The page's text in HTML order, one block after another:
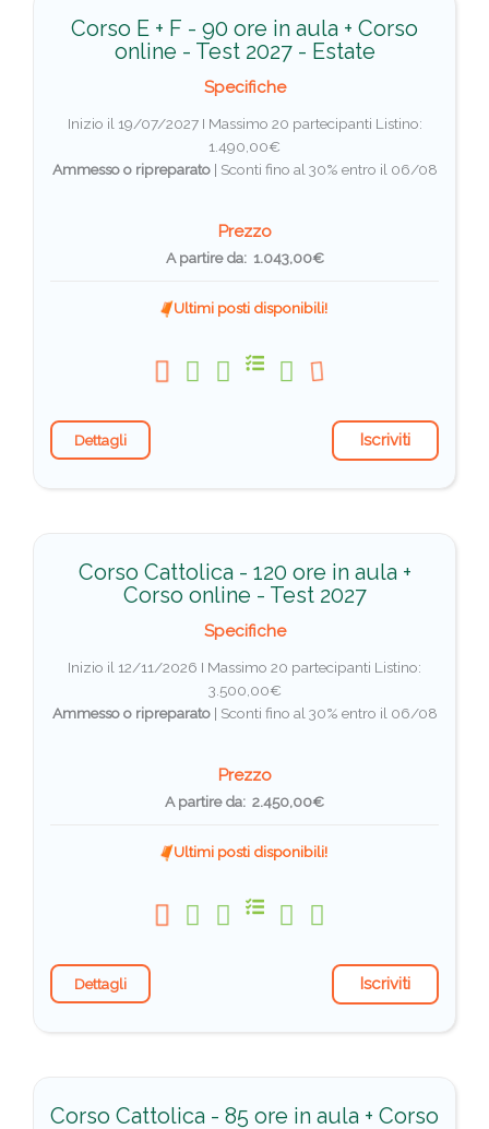
Corso E + F - 90 ore in aula + Corso
online - Test 2027 - Estate
Specifiche
Inizio il 19/07/2027 I Massimo 20 partecipanti Listino:
1.490,00€
Ammesso o ripreparato| Sconti fino al 30% entro il 06/08
Prezzo
A partire da: 1.043,00€
Ultimi posti disponibili!
Dettagli Iscriviti
Corso Cattolica - 120 ore in aula +
Corso online - Test 2027
Specifiche
Inizio il 12/11/2026 I Massimo 20 partecipanti Listino:
3.500,00€
Ammesso o ripreparato| Sconti fino al 30% entro il 06/08
Prezzo
A partire da: 2.450,00€
Ultimi posti disponibili!
Dettagli Iscriviti
Corso Cattolica - 85 ore in aula + Corso